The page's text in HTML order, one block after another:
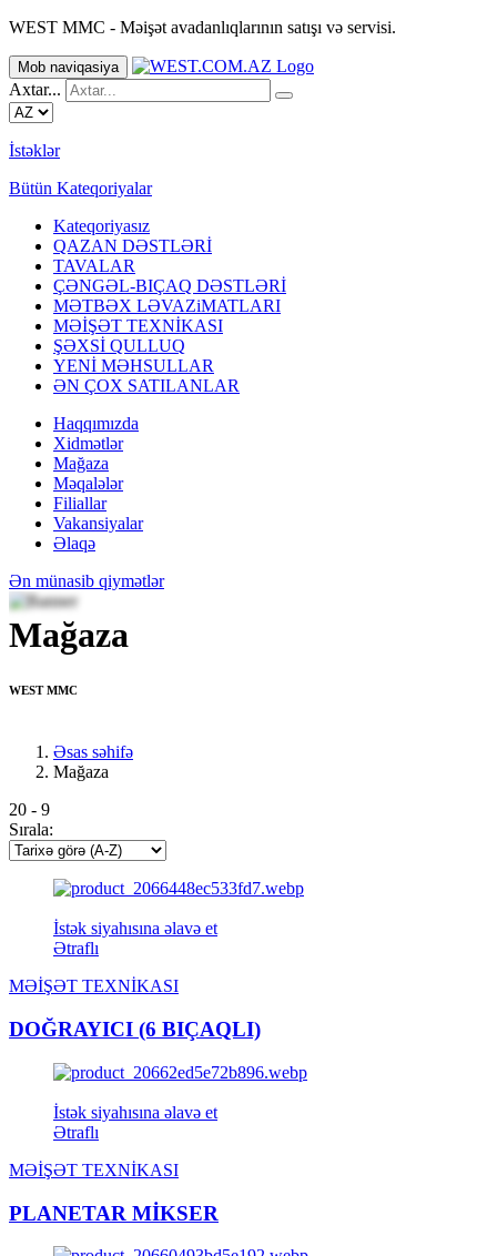
WEST MMC - Məişət avadanlıqlarının satışı və servisi.
Mob naviqasiya
Axtar...
İstəklər
Bütün Kateqoriyalar
Kateqoriyasız
QAZAN DƏSTLƏRİ
TAVALAR
ÇƏNGƏL-BIÇAQ DƏSTLƏRİ
MƏTBƏX LƏVAZiMATLARI
MƏİŞƏT TEXNİKASI
ŞƏXSİ QULLUQ
YENİ MƏHSULLAR
ƏN ÇOX SATILANLAR
Haqqımızda
Xidmətlər
Mağaza
Məqalələr
Filiallar
Vakansiyalar
Əlaqə
Ən münasib qiymətlər
Mağaza
WEST MMC
Əsas səhifə
Mağaza
20 - 9
Sırala:
İstək siyahısına əlavə et
Ətraflı
MƏİŞƏT TEXNİKASI
DOĞRAYICI (6 BIÇAQLI)
İstək siyahısına əlavə et
Ətraflı
MƏİŞƏT TEXNİKASI
PLANETAR MİKSER